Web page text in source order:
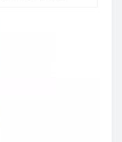
Україні